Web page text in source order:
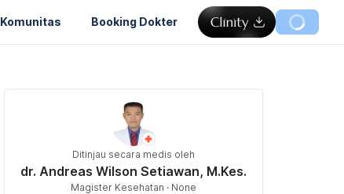
Komunitas Booking Dokter
Ditinjau secara medis oleh
dr. Andreas Wilson Setiawan, M.Kes.
Magister Kesehatan · None